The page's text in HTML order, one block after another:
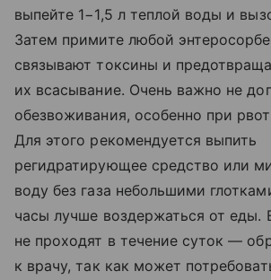
выпейте 1−1,5 л теплой воды и
Затем примите любой
связывают токсины и
их всасывание. Очень важно не
обезвоживания, особенно при
Для этого рекомендуется выпить
регидратирующее средство или
воду без газа небольшими
часы лучше воздержаться от еды.
не проходят в течение суток —
к врачу, так как может